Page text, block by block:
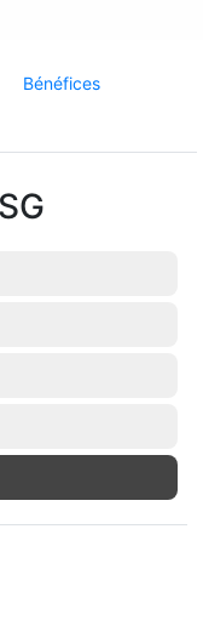
Bénéfices